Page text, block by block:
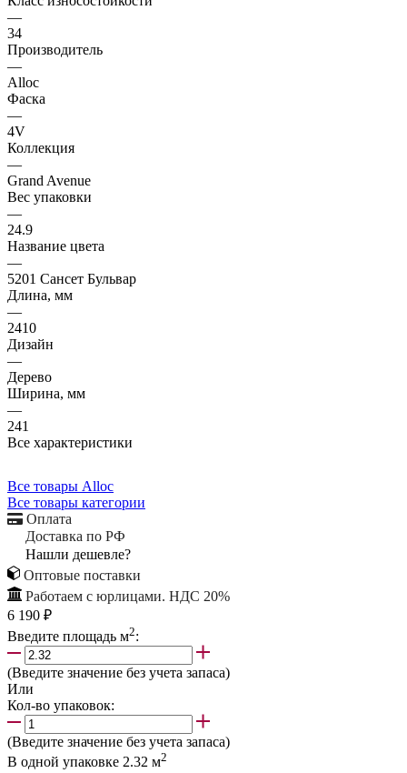
—
34
Производитель
—
Alloc
Фаска
—
4V
Коллекция
—
Grand Avenue
Вес упаковки
—
24.9
Название цвета
—
5201 Сансет Бульвар
Длина, мм
—
2410
Дизайн
—
Дерево
Ширина, мм
—
241
Все характеристики
Все товары Alloc
Все товары категории
Оплата
Доставка по РФ
Нашли дешевле?
Оптовые поставки
Работаем с юрлицами. НДС 20%
6 190 ₽
Введите площадь м2:
(Введите значение без учета запаса)
Или
Кол-во упаковок:
(Введите значение без учета запаса)
В одной упаковке 2.32 м2